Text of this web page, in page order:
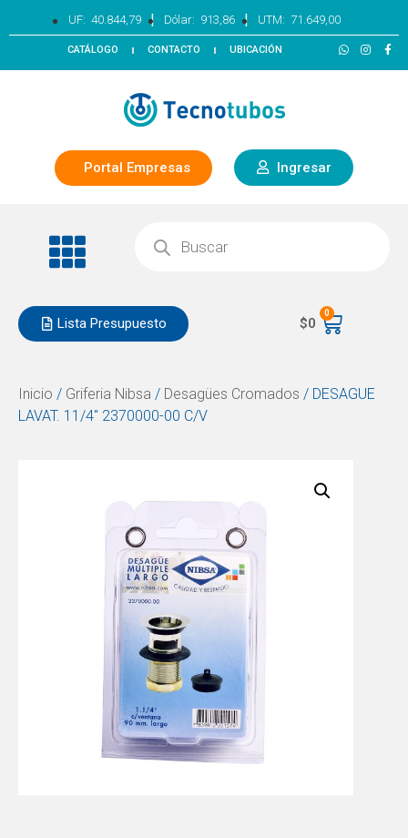
UF: 40.844,79 | Dólar: 913,86 | UTM: 71.649,00
CATÁLOGO CONTACTO UBICACIÓN
Portal Empresas Ingresar
Lista Presupuesto $0
0
Inicio / Griferia Nibsa / Desagües Cromados / DESAGUE
LAVAT. 11/4″ 2370000-00 C/V